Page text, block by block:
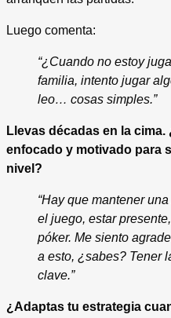
Luego comenta:
“¿Cuando no estoy
familia, intento jugar
leo… cosas simples.”
Llevas décadas en la
enfocado y motivado para
nivel?
“Hay que mantener
el juego, estar
póker. Me siento
a esto, ¿sabes? Tener
clave.”
¿Adaptas tu estrategia